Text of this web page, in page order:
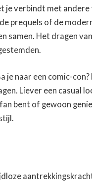
je verbindt met andere
prequels of de
samen. Het dragen
naar een comic-con?
Liever een casual
bent of gewoon